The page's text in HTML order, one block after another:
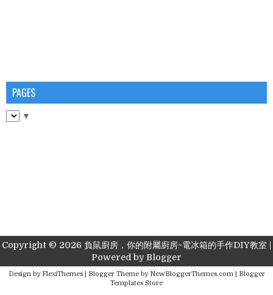
PAGES
▼
Copyright © 2026 負鼠廚房，你的附屬廚房~電冰箱的手作DIY教室
Powered byBlogger
Design by FlexiThemes| Blogger Theme by NewBloggerThemes.com|
Blogger
Templates Store